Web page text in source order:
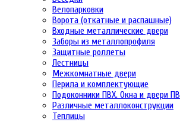
Велопарковки
Ворота (откатные и распашные)
Входные металлические двери
Заборы из металлопрофиля
Защитные роллеты
Лестницы
Межкомнатные двери
Перила и комплектующие
Подоконники ПВХ. Окна и двери
Различные металлоконструкции
Теплицы